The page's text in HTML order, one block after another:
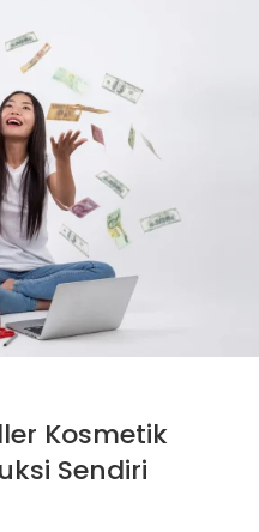
Kosmetik
Sendiri